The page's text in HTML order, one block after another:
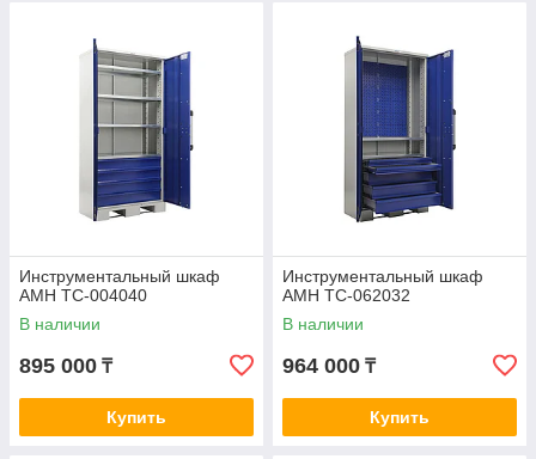
Инструментальный шкаф
AMH TC-004040
В наличии
895 000 ₸
Купить
Инструментальный шкаф
AMH TC-062032
В наличии
964 000 ₸
Купить